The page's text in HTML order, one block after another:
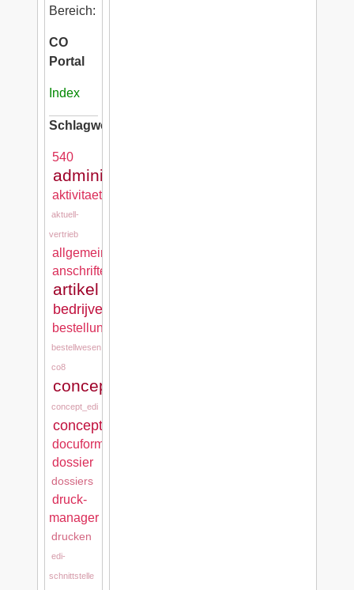
Bereich:
CO
Portal
Index
Schlagwörter:
540
administration
aktivitaeten
aktuell-
vertrieb
allgemein
anschriften
artikel
bedrijven
bestellungen
bestellwesen
co8
concept_cash
concept_edi
concept_mps
docuform
dossier
dossiers
druck-
manager
drucken
edi-
schnittstelle